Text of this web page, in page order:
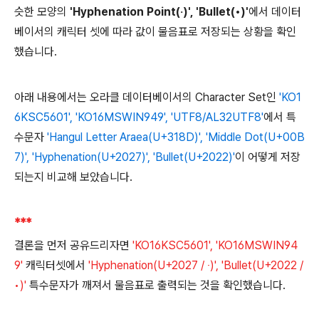
슷한 모양의 'Hyphenation Point(‧)', 'Bullet(•)'에서 데이터
베이서의 캐릭터 셋에 따라 값이 물음표로 저장되는 상황을 확인
했습니다.
아래 내용에서는 오라클 데이터베이서의 Character Set인 'KO1
6KSC5601', 'KO16MSWIN949', 'UTF8/AL32UTF8'에서 특
수문자 'Hangul Letter Araea(U+318D)', 'Middle Dot(U+00B
7)', 'Hyphenation(U+2027)', 'Bullet(U+2022)'이 어떻게 저장
되는지 비교해 보았습니다.
***
결론을 먼저 공유드리자면 'KO16KSC5601', 'KO16MSWIN94
9' 캐릭터셋에서 'Hyphenation(U+2027 / ‧)', 'Bullet(U+2022 /
•)' 특수문자가 깨져서 물음표로 출력되는 것을 확인했습니다.